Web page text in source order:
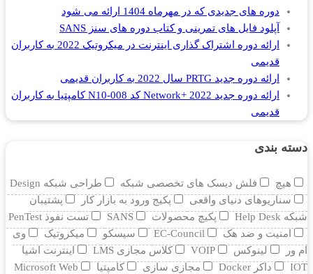
دوره های جدیدی که در مهرماه 1404 ارائه می شود
آپلود فایل های تمرینی و کتاب دوره های سنز SANS
ارائه دوره اشتراک گذاری اینترنت در میکروتیک 2022 به کاربران
قدیمی
ارائه دوره جدید PRTG سال 2022 به کاربران قدیمی
ارائه دوره جدید Network+ 2022 کد N10-008 کامپتیا به کاربران
قدیمی
دسته بندی
هیچ فلش دیسک های تخصصی شبکه
طراحی شبکه Design
سناریوهای دنیای واقعی
پکیج ورود به بازار کار
پشتیبان
شبکه Help Desk
پکیچ محصولات SANS
تست نفوذ PenTest
امنیت و ضد هک
EC-Council سیسکو میکروتیک
وی
ام ور
لینوکس VOIP کلاس مجازی LMS
اینترنت اشیا
IOT
داکر Docker مجازی سازی کامپتیا
Microsoft Web